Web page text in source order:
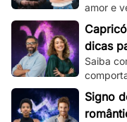
amor e
seu
dicas
Saiba
Signo